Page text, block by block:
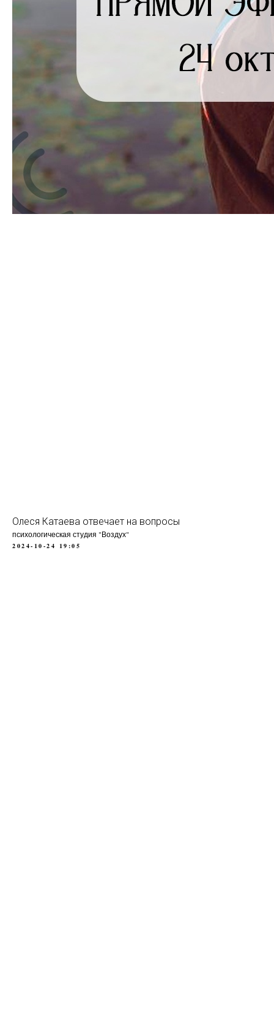
Олеся Катаева отвечает на вопросы
психологическая студия "Воздух"
2024-10-24 19:05